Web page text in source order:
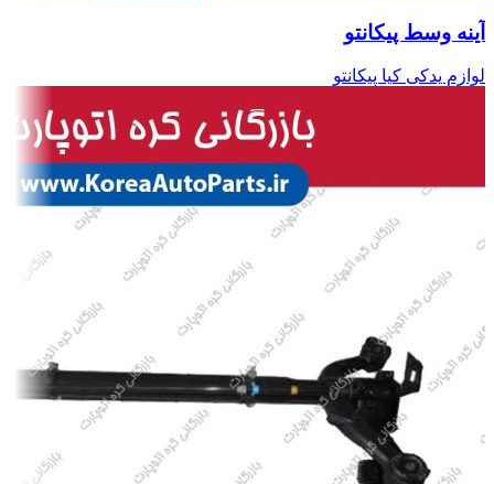
آینه وسط پیکانتو
لوازم یدکی کیا پیکانتو